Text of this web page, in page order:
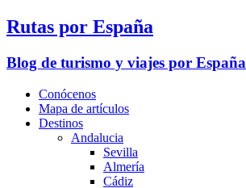
Rutas por España
Blog de turismo y viajes por España
Conócenos
Mapa de artículos
Destinos
Andalucia
Sevilla
Almería
Cádiz